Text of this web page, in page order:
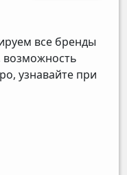
все бренды
возможность
узнавайте при